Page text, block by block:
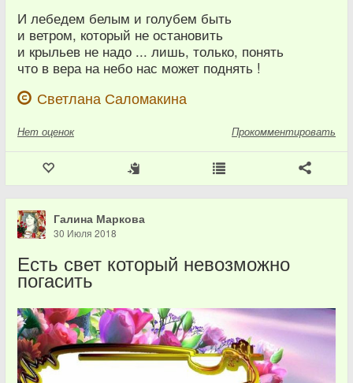
И лебедем белым и голубем быть
и ветром, который не остановить
и крыльев не надо ... лишь, только, понять
что в вера на небо нас может поднять !
Светлана Саломакина
Нет оценок Прокомментировать
Галина Маркова
30 Июля 2018
Есть свет который невозможно
погасить